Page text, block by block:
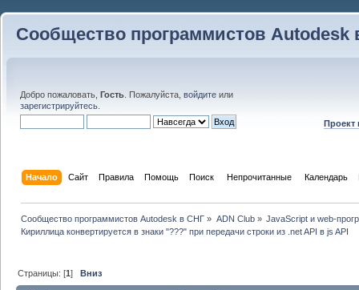
Сообщество программистов Autodesk
Добро пожаловать, Гость . Пожалуйста, войдите или
зарегистрируйтесь
Проект
Начало Сайт Правила Помощь Поиск Непрочитанные Календарь
Сообщество программистов Autodesk в СНГ » ADN Club» JavaScript и web-
Кириллица конвертируется в знаки "???" при передачи строки из .net API в js API
Страницы: [1]Вниз